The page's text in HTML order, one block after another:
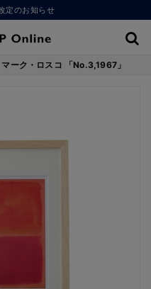
定のお知らせ
マーク・ロスコ 「No.3,1967」